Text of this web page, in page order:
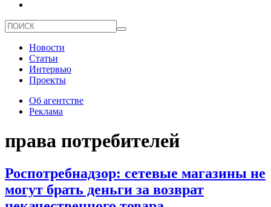
Новости
Статьи
Интервью
Проекты
Об агентстве
Реклама
права потребителей
Роспотребнадзор: сетевые магазины не
могут брать деньги за возврат